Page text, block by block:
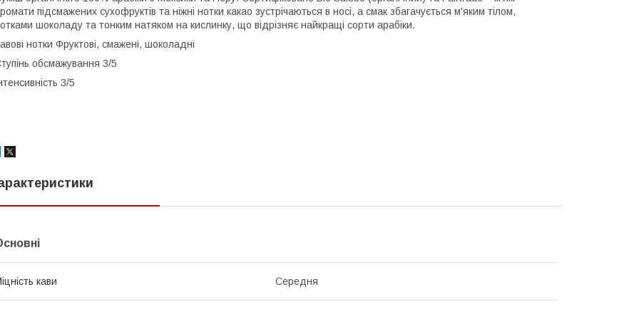
підсмажених сухофруктів та ніжні нотки какао зустрічаються в носі, а смак збагачується м'яким тілом,
шоколаду та тонким натяком на кислинку, що відрізняє найкращі сорти арабіки.
нотки Фруктові, смажені, шоколадні
обсмажування 3/5
3/5
кави Середня